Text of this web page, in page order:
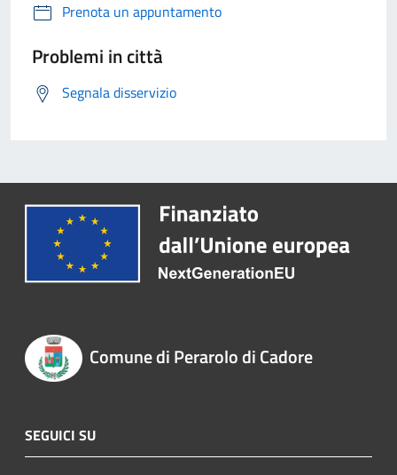
Prenota un appuntamento
Problemi in città
Segnala disservizio
Comune di Perarolo di Cadore
SEGUICI SU